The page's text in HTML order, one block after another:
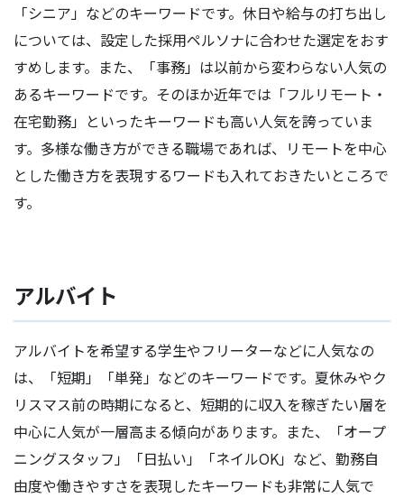
「シニア」などのキーワードです。休日や給与の打ち出し
については、設定した採用ペルソナに合わせた選定をおす
すめします。また、「事務」は以前から変わらない人気の
あるキーワードです。そのほか近年では「フルリモート・
在宅勤務」といったキーワードも高い人気を誇っていま
す。多様な働き方ができる職場であれば、リモートを中心
とした働き方を表現するワードも入れておきたいところで
す。
アルバイト
アルバイトを希望する学生やフリーターなどに人気なの
は、「短期」「単発」などのキーワードです。夏休みやク
リスマス前の時期になると、短期的に収入を稼ぎたい層を
中心に人気が一層高まる傾向があります。また、「オープ
ニングスタッフ」「日払い」「ネイルOK」など、勤務自
由度や働きやすさを表現したキーワードも非常に人気で